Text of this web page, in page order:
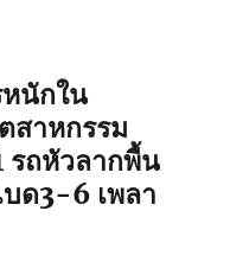
หนักใน
สาหกรรม
รถหัวลากพื้น
บด3-6 เพลา